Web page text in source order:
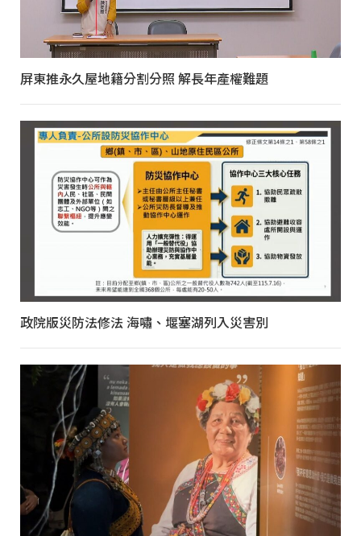
屏東推永久屋地籍分割分照 解長年產權難題
政院版災防法修法 海嘯、堰塞湖列入災害別